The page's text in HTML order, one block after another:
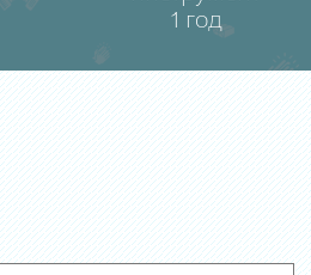
1 год